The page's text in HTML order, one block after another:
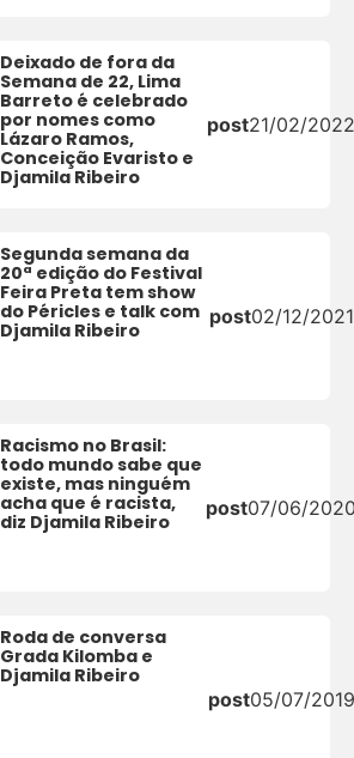
Deixado de fora da
Semana de 22, Lima
Barreto é celebrado
por nomes como
Lázaro Ramos,
Conceição Evaristo e
Djamila Ribeiro
post21/02/
Segunda semana da
20ª edição do Festival
Feira Preta tem show
do Péricles e talk com
Djamila Ribeiro
post02/12/2021
Racismo no Brasil:
todo mundo sabe que
existe, mas ninguém
acha que é racista,
diz Djamila Ribeiro
post07/06/
Roda de conversa
Grada Kilomba e
Djamila Ribeiro
post05/07/2019